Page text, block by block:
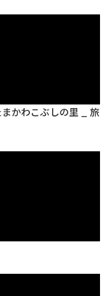
かわこぶしの里 _ 旅